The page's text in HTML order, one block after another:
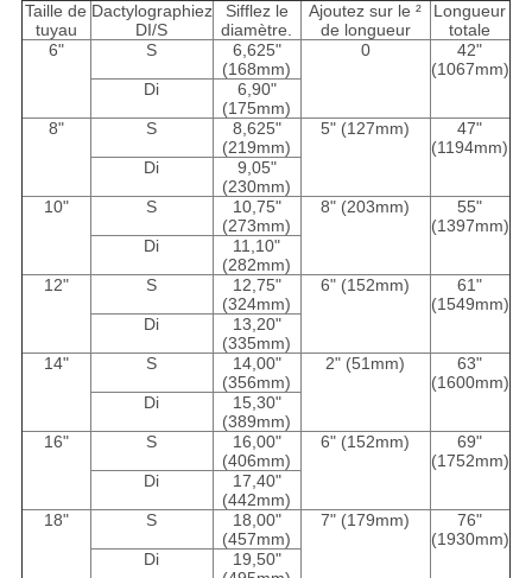
Taille de
tuyau
Dactylographiez
DI/S
Sifflez le
diamètre.
Ajoutez sur le ²
de longueur
Longueur
totale
6"
S
6,625"
(168mm)
0
42"
(1067mm)
Di
6,90"
(175mm)
8"
S
8,625"
(219mm)
5" (127mm)
47"
(1194mm)
Di
9,05"
(230mm)
10"
S
10,75"
(273mm)
8" (203mm)
55"
(1397mm)
Di
11,10"
(282mm)
12"
S
12,75"
(324mm)
6" (152mm)
61"
(1549mm)
Di
13,20"
(335mm)
14"
S
14,00"
(356mm)
2" (51mm)
63"
(1600mm)
Di
15,30"
(389mm)
16"
S
16,00"
(406mm)
6" (152mm)
69"
(1752mm)
Di
17,40"
(442mm)
18"
S
18,00"
(457mm)
7" (179mm)
76"
(1930mm)
Di
19,50"